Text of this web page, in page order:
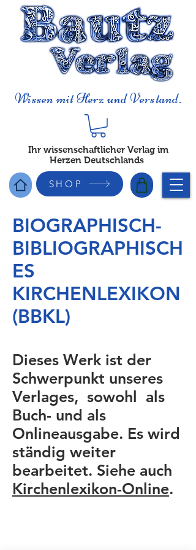
Wissen mit Herz und Verstand.
Ihr wissenschaftlicher Verlag im
Herzen Deutschlands
SHOP
BIOGRAPHISCH-
BIBLIOGRAPHISCH
ES
KIRCHENLEXIKON
(BBKL)
Dieses Werk ist der
Schwerpunkt unseres
Verlages, sowohl als
Buch- und als
Onlineausgabe. Es wird
ständig weiter
bearbeitet. Siehe auch
Kirchenlexikon-Online.